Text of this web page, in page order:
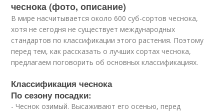
чеснока (фото, описание)
В мире насчитывается около 600 суб-сортов чеснока,
хотя не сегодня не существует международных
стандартов по классификации этого растения. Поэтому
перед тем, как рассказать о лучших сортах чеснока,
предлагаем поговорить об основных классификациях.
Классификация чеснока
По сезону посадки:
- Чеснок озимый. Высаживают его осенью, перед